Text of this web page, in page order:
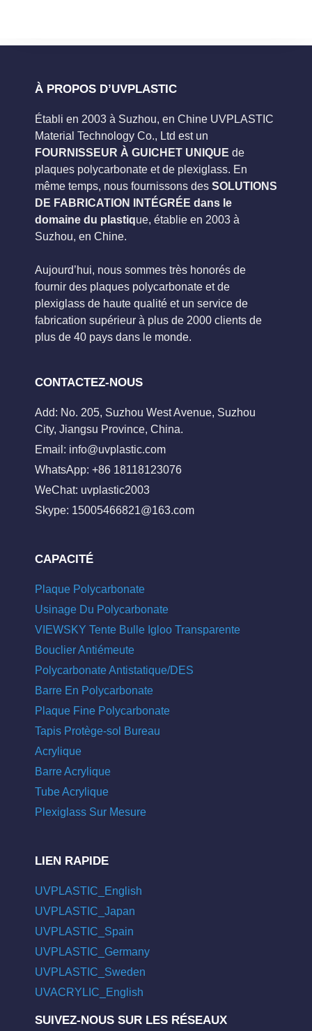
À PROPOS D’UVPLASTIC
Établi en 2003 à Suzhou, en Chine UVPLASTIC
Material Technology Co., Ltd est un
FOURNISSEUR À GUICHET UNIQUE de
plaques polycarbonate et de plexiglass. En
même temps, nous fournissons des SOLUTIONS
DE FABRICATION INTÉGRÉE dans le
domaine du plastique, établie en 2003 à
Suzhou, en Chine.
Aujourd’hui, nous sommes très honorés de
fournir des plaques polycarbonate et de
plexiglass de haute qualité et un service de
fabrication supérieur à plus de 2000 clients de
plus de 40 pays dans le monde.
CONTACTEZ-NOUS
Add: No. 205, Suzhou West Avenue, Suzhou
City, Jiangsu Province, China.
Email: info@uvplastic.com
WhatsApp: +86 18118123076
WeChat: uvplastic2003
Skype: 15005466821@163.com
CAPACITÉ
Plaque Polycarbonate
Usinage Du Polycarbonate
VIEWSKY Tente Bulle Igloo Transparente
Bouclier Antiémeute
Polycarbonate Antistatique/DES
Barre En Polycarbonate
Plaque Fine Polycarbonate
Tapis Protège-sol Bureau
Acrylique
Barre Acrylique
Tube Acrylique
Plexiglass Sur Mesure
LIEN RAPIDE
UVPLASTIC_English
UVPLASTIC_Japan
UVPLASTIC_Spain
UVPLASTIC_Germany
UVPLASTIC_Sweden
UVACRYLIC_English
SUIVEZ-NOUS SUR LES RÉSEAUX